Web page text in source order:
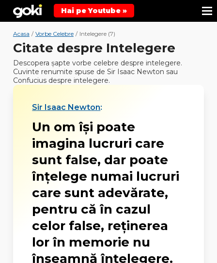
Hai pe Youtube »
Acasa / Vorbe Celebre / Intelegere (7)
Citate despre Intelegere
Descopera şapte vorbe celebre despre intelegere.
Cuvinte renumite spuse de Sir Isaac Newton sau
Confucius despre intelegere.
Sir Isaac Newton:
Un om îşi poate
imagina lucruri care
sunt false, dar poate
înţelege numai lucruri
care sunt adevărate,
pentru că în cazul
celor false, reţinerea
lor în memorie nu
înseamnă înţelegere.